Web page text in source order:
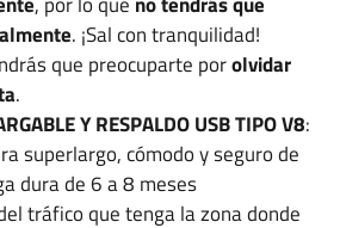
. ¡Sal con tranquilidad!
que preocuparte porolvidar
.
Y RESPALDO USB TIPO V8:
superlargo, cómodo y seguro de
dura de 6 a 8 meses
tráfico que tenga la zona donde